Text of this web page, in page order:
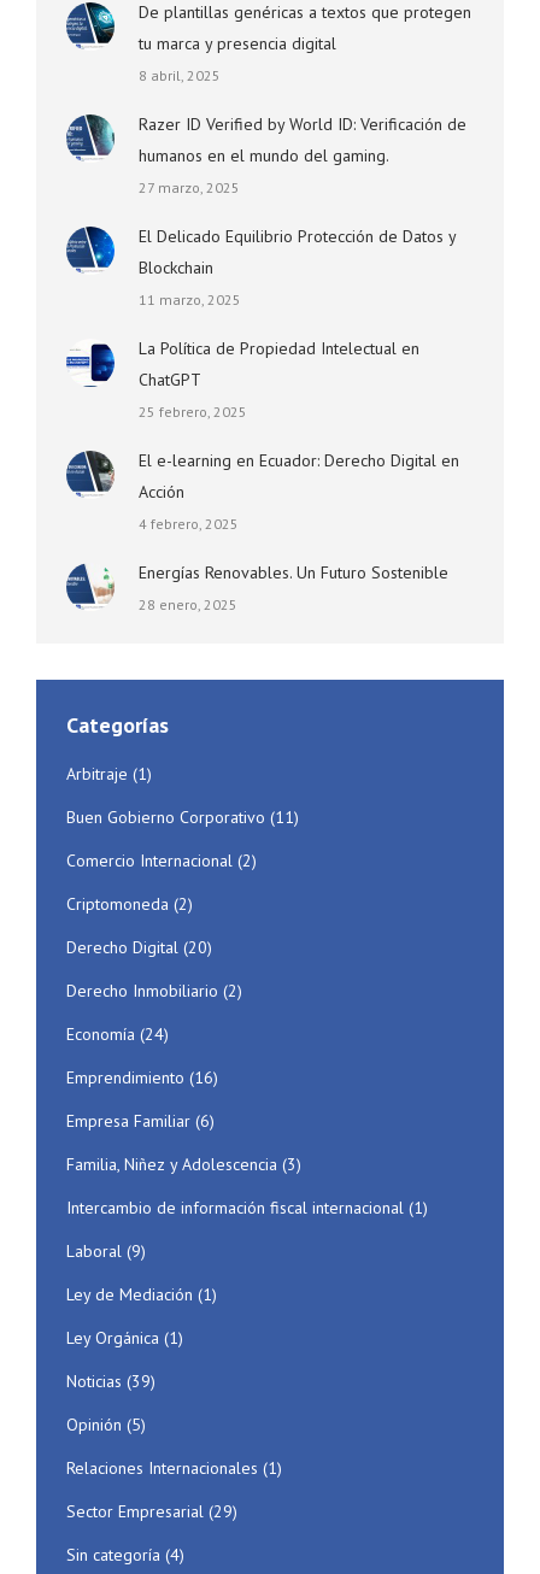
De plantillas genéricas a textos que protegen
tu marca y presencia digital
8 abril, 2025
Razer ID Verified by World ID: Verificación de
humanos en el mundo del gaming.
27 marzo, 2025
El Delicado Equilibrio Protección de Datos y
Blockchain
11 marzo, 2025
La Política de Propiedad Intelectual en
ChatGPT
25 febrero, 2025
El e-learning en Ecuador: Derecho Digital en
Acción
4 febrero, 2025
Energías Renovables. Un Futuro Sostenible
28 enero, 2025
Categorías
Arbitraje (1)
Buen Gobierno Corporativo (11)
Comercio Internacional (2)
Criptomoneda (2)
Derecho Digital (20)
Derecho Inmobiliario (2)
Economía (24)
Emprendimiento (16)
Empresa Familiar (6)
Familia, Niñez y Adolescencia (3)
Intercambio de información fiscal internacional (1)
Laboral (9)
Ley de Mediación (1)
Ley Orgánica (1)
Noticias (39)
Opinión (5)
Relaciones Internacionales (1)
Sector Empresarial (29)
Sin categoría (4)